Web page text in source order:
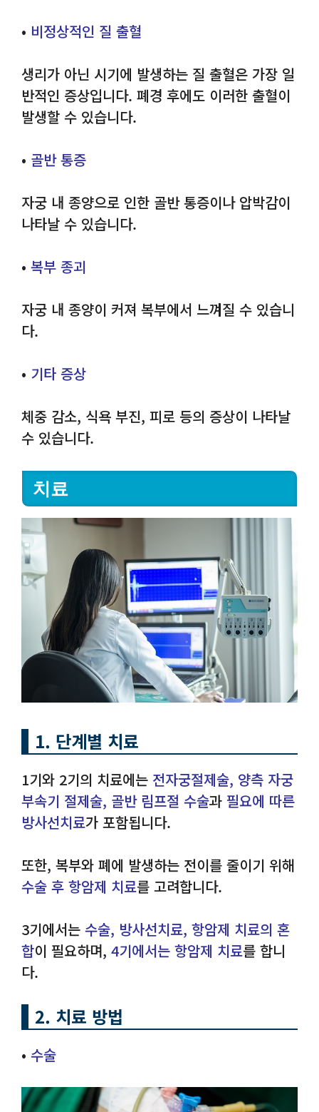
• 비정상적인 질 출혈
생리가 아닌 시기에 발생하는 질 출혈은 가장 일
반적인 증상입니다. 폐경 후에도 이러한 출혈이
발생할 수 있습니다.
• 골반 통증
자궁 내 종양으로 인한 골반 통증이나 압박감이
나타날 수 있습니다.
• 복부 종괴
자궁 내 종양이 커져 복부에서 느껴질 수 있습니
다.
• 기타 증상
체중 감소, 식욕 부진, 피로 등의 증상이 나타날
수 있습니다.
치료
1. 단계별 치료
1기와 2기의 치료에는 전자궁절제술, 양측 자궁
부속기 절제술, 골반 림프절 수술과 필요에 따른
방사선치료가 포함됩니다.
또한, 복부와 폐에 발생하는 전이를 줄이기 위해
수술 후 항암제 치료를 고려합니다.
3기에서는 수술, 방사선치료, 항암제 치료의 혼
합이 필요하며, 4기에서는 항암제 치료를 합니
다.
2. 치료 방법
• 수술